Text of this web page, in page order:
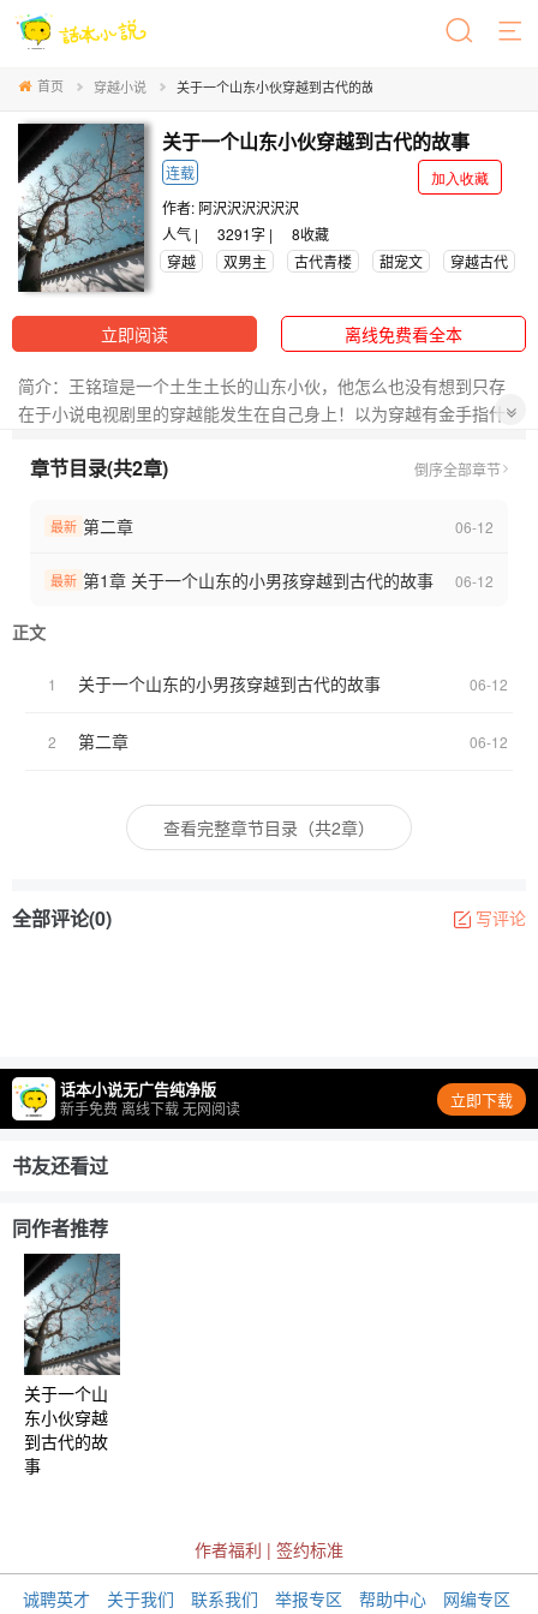
首页 穿越小说 关于一个山东小伙穿越到古代的故事
关于一个山东小伙穿越到古代的故事
连载
加入收藏
作者: 阿沢沢沢沢沢沢
人气 |
3291字 | 8收藏
穿越
双男主 古代青楼 甜宠文 穿越古代
立即阅读 离线免费看全本
简介：王铭瑄是一个土生土长的山东小伙，他怎么也没有想到只存
在于小说电视剧里的穿越能发生在自己身上！以为穿越有金手指什
章节目录(共2章) 倒序全部章节
最新 第二章 06-12
最新 第1章 关于一个山东的小男孩穿越到古代的故事 06-12
正文
1 关于一个山东的小男孩穿越到古代的故事 06-12
2 第二章 06-12
查看完整章节目录（共2章）
全部评论(0) 写评论
话本小说无广告纯净版
新手免费 离线下载 无网阅读 立即下载
书友还看过
同作者推荐
关于一个山
东小伙穿越
到古代的故
事
作者福利 | 签约标准
诚聘英才 关于我们 联系我们 举报专区 帮助中心 网编专区